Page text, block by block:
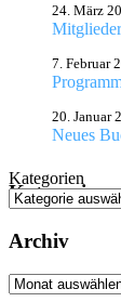
24. März
7. Februar
Neues
20. Januar
Kategorien
Kategorien
Archiv
Archiv